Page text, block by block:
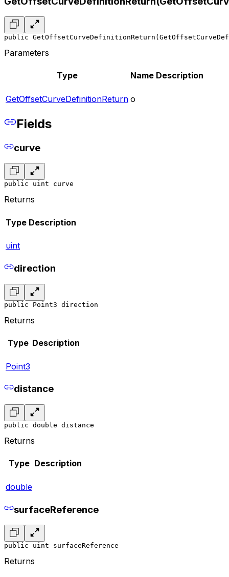
public
Parameters
Type Name Description
GetOffsetCurveDefinitionReturn o
Fields
curve
public uint curve
Returns
Type Description
uint
direction
public Point3 direction
Returns
Type Description
Point3
distance
public double distance
Returns
Type Description
double
surfaceReference
public uint surfaceReference
Returns